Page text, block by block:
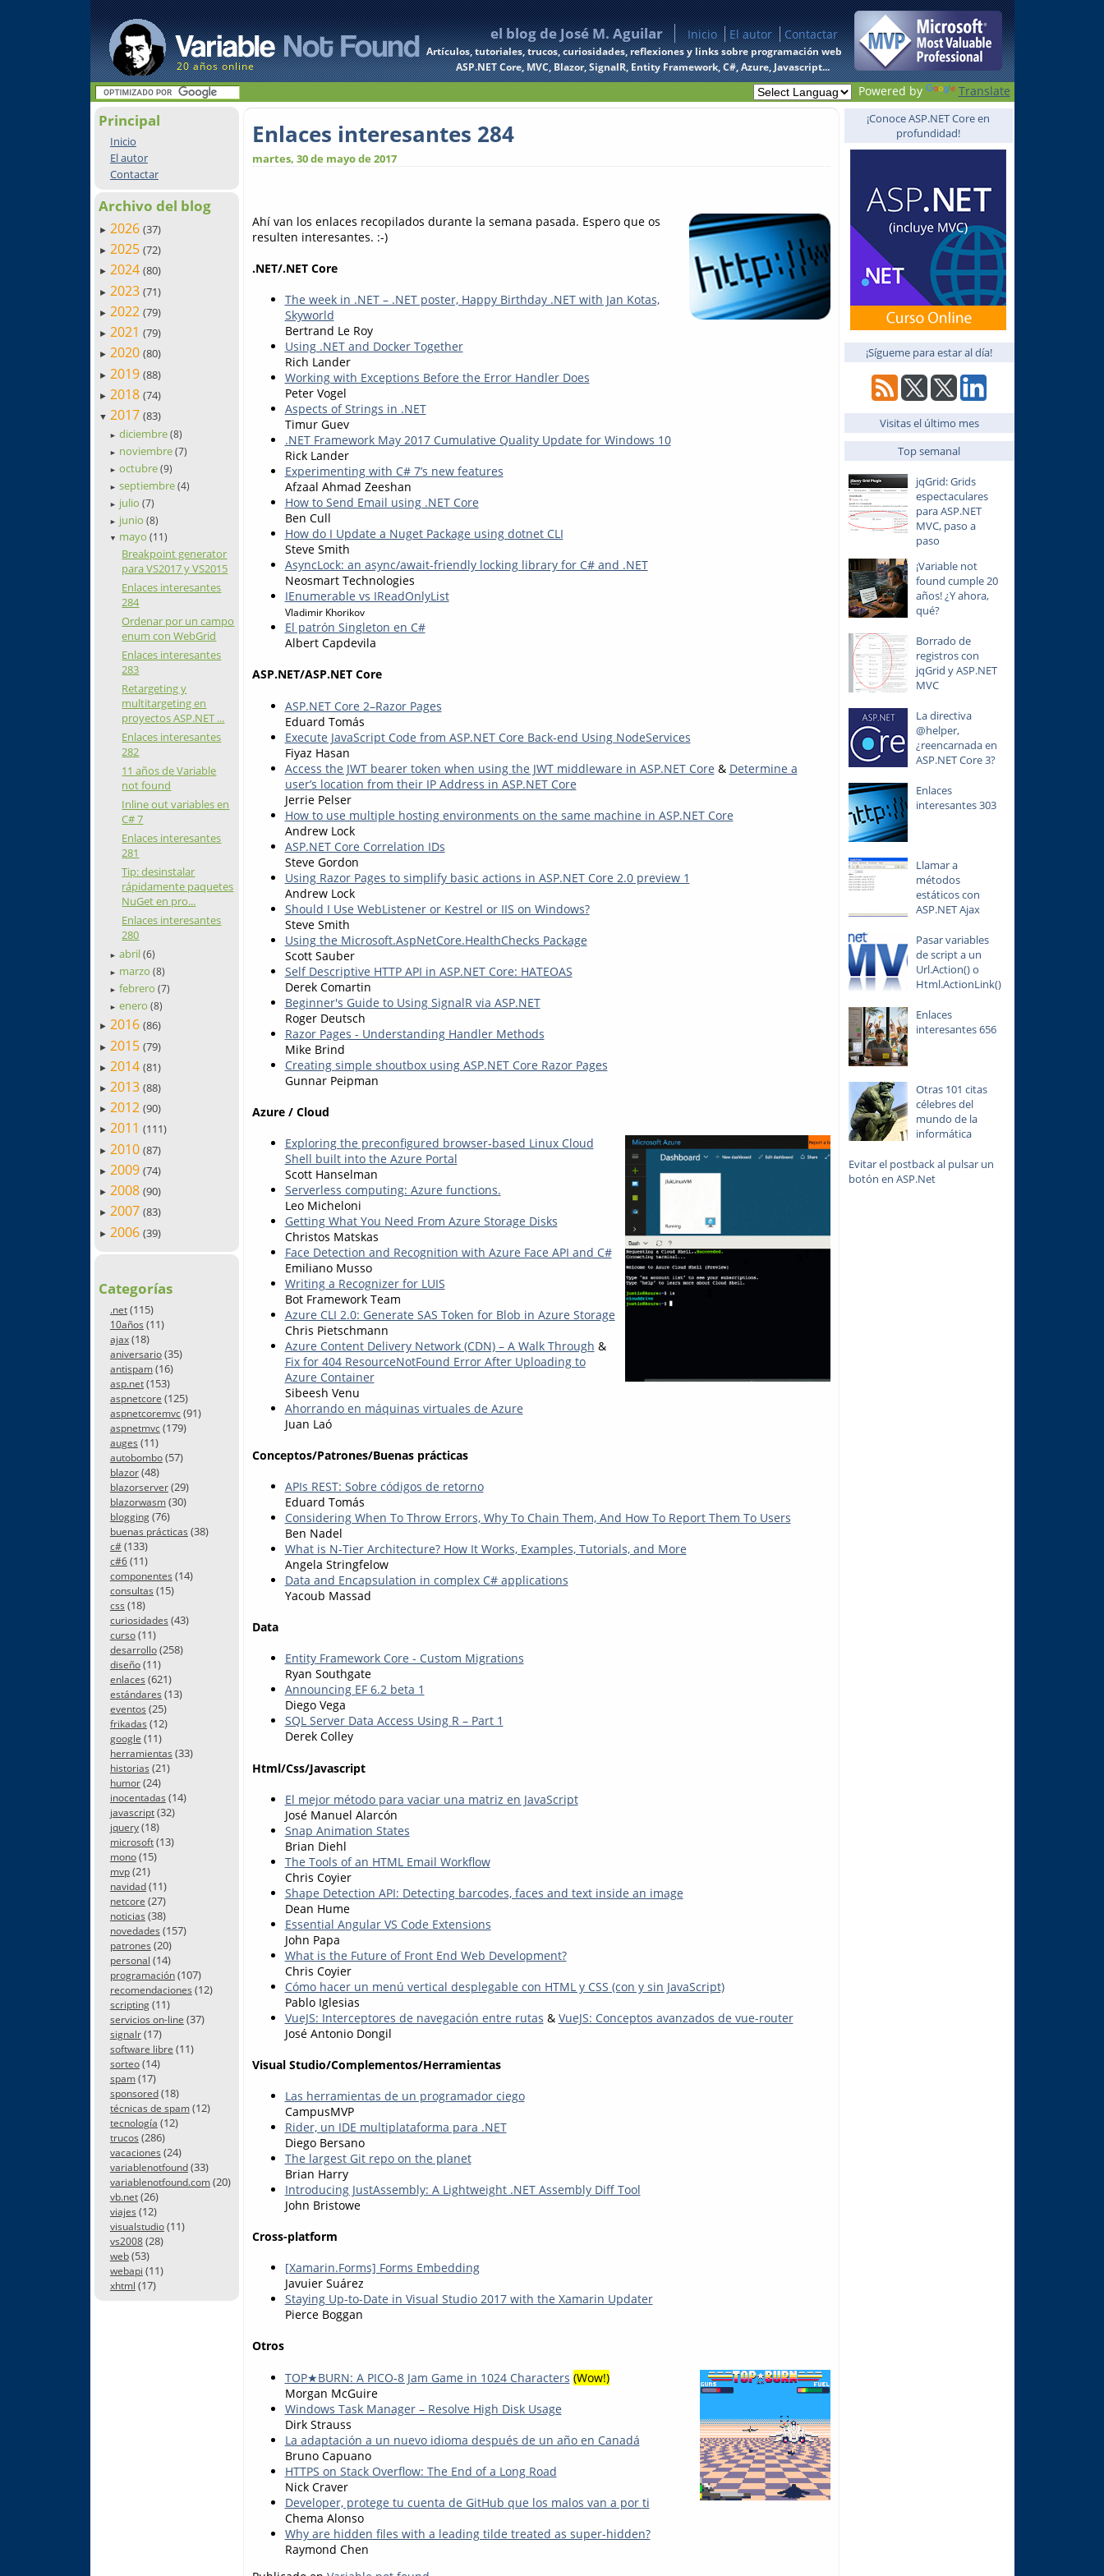
20 años online
el blog de José M. Aguilar Inicio El autor Contactar
Artículos, tutoriales, trucos, curiosidades, reflexiones y links sobre programación web
ASP.NET Core, MVC, Blazor, SignalR, Entity Framework, C#, Azure, Javascript...
Powered by Translate
Principal
Inicio
El autor
Contactar
Archivo del blog
► 2026 (37)
► 2025 (72)
► 2024 (80)
► 2023 (71)
► 2022 (79)
► 2021 (79)
► 2020 (80)
► 2019 (88)
► 2018 (74)
▼ 2017 (83)
► diciembre(8)
► noviembre(7)
► octubre(9)
► septiembre(4)
► julio(7)
► junio(8)
▼ mayo(11)
Breakpoint generator
para VS2017 y VS2015
Enlaces interesantes
284
Ordenar por un campo
enum con WebGrid
Enlaces interesantes
283
Retargeting y
multitargeting en
proyectos ASP.NET ...
Enlaces interesantes
282
11 años de Variable
not found
Inline out variables en
C# 7
Enlaces interesantes
281
Tip: desinstalar
rápidamente paquetes
NuGet en pro...
Enlaces interesantes
280
► abril(6)
► marzo(8)
► febrero(7)
► enero(8)
► 2016 (86)
► 2015 (79)
► 2014 (81)
► 2013 (88)
► 2012 (90)
► 2011 (111)
► 2010 (87)
► 2009 (74)
► 2008 (90)
► 2007 (83)
► 2006 (39)
Categorías
.net(115)
10años (11)
ajax(18)
aniversario(35)
antispam(16)
asp.net(153)
aspnetcore (125)
aspnetcoremvc(91)
aspnetmvc(179)
auges (11)
autobombo(57)
blazor(48)
blazorserver(29)
blazorwasm(30)
blogging(76)
buenas prácticas (38)
c#(133)
c#6(11)
componentes (14)
consultas (15)
css (18)
curiosidades (43)
curso(11)
desarrollo(258)
diseño(11)
enlaces (621)
estándares (13)
eventos (25)
frikadas (12)
google (11)
herramientas (33)
historias (21)
humor(24)
inocentadas (14)
javascript(32)
jquery(18)
microsoft(13)
mono(15)
mvp(21)
navidad(11)
netcore (27)
noticias (38)
novedades (157)
patrones (20)
personal (14)
programación(107)
recomendaciones (12)
scripting(11)
servicios on-line (37)
signalr(17)
software libre (11)
sorteo(14)
spam(17)
sponsored(18)
técnicas de spam(12)
tecnología (12)
trucos (286)
vacaciones (24)
variablenotfound(33)
variablenotfound.com(20)
vb.net(26)
viajes (12)
visualstudio(11)
vs2008(28)
web(53)
webapi (11)
xhtml (17)
Enlaces interesantes 284
martes, 30 de mayo de 2017
Ahí van los enlaces recopilados durante la semana pasada. Espero que os
resulten interesantes. :-)
.NET/.NET Core
The week in .NET – .NET poster, Happy Birthday .NET with Jan Kotas,
Skyworld
Bertrand Le Roy
Using .NET and Docker Together
Rich Lander
Working with Exceptions Before the Error Handler Does
Peter Vogel
Aspects of Strings in .NET
Timur Guev
.NET Framework May 2017 Cumulative Quality Update for Windows 10
Rick Lander
Experimenting with C# 7’s new features
Afzaal Ahmad Zeeshan
How to Send Email using .NET Core
Ben Cull
How do I Update a Nuget Package using dotnet CLI
Steve Smith
AsyncLock: an async/await-friendly locking library for C# and .NET
Neosmart Technologies
IEnumerable vs IReadOnlyList
Vladimir Khorikov
El patrón Singleton en C#
Albert Capdevila
ASP.NET/ASP.NET Core
ASP.NET Core 2–Razor Pages
Eduard Tomás
Execute JavaScript Code from ASP.NET Core Back-end Using NodeServices
Fiyaz Hasan
Access the JWT bearer token when using the JWT middleware in ASP.NET Core & Determine a
user’s location from their IP Address in ASP.NET Core
Jerrie Pelser
How to use multiple hosting environments on the same machine in ASP.NET Core
Andrew Lock
ASP.NET Core Correlation IDs
Steve Gordon
Using Razor Pages to simplify basic actions in ASP.NET Core 2.0 preview 1
Andrew Lock
Should I Use WebListener or Kestrel or IIS on Windows?
Steve Smith
Using the Microsoft.AspNetCore.HealthChecks Package
Scott Sauber
Self Descriptive HTTP API in ASP.NET Core: HATEOAS
Derek Comartin
Beginner's Guide to Using SignalR via ASP.NET
Roger Deutsch
Razor Pages - Understanding Handler Methods
Mike Brind
Creating simple shoutbox using ASP.NET Core Razor Pages
Gunnar Peipman
Azure / Cloud
Exploring the preconfigured browser-based Linux Cloud
Shell built into the Azure Portal
Scott Hanselman
Serverless computing: Azure functions.
Leo Micheloni
Getting What You Need From Azure Storage Disks
Christos Matskas
Face Detection and Recognition with Azure Face API and C#
Emiliano Musso
Writing a Recognizer for LUIS
Bot Framework Team
Azure CLI 2.0: Generate SAS Token for Blob in Azure Storage
Chris Pietschmann
Azure Content Delivery Network (CDN) – A Walk Through &
Fix for 404 ResourceNotFound Error After Uploading to
Azure Container
Sibeesh Venu
Ahorrando en máquinas virtuales de Azure
Juan Laó
Conceptos/Patrones/Buenas prácticas
APIs REST: Sobre códigos de retorno
Eduard Tomás
Considering When To Throw Errors, Why To Chain Them, And How To Report Them To Users
Ben Nadel
What is N-Tier Architecture? How It Works, Examples, Tutorials, and More
Angela Stringfelow
Data and Encapsulation in complex C# applications
Yacoub Massad
Data
Entity Framework Core - Custom Migrations
Ryan Southgate
Announcing EF 6.2 beta 1
Diego Vega
SQL Server Data Access Using R – Part 1
Derek Colley
Html/Css/Javascript
El mejor método para vaciar una matriz en JavaScript
José Manuel Alarcón
Snap Animation States
Brian Diehl
The Tools of an HTML Email Workflow
Chris Coyier
Shape Detection API: Detecting barcodes, faces and text inside an image
Dean Hume
Essential Angular VS Code Extensions
John Papa
What is the Future of Front End Web Development?
Chris Coyier
Cómo hacer un menú vertical desplegable con HTML y CSS (con y sin JavaScript)
Pablo Iglesias
VueJS: Interceptores de navegación entre rutas & VueJS: Conceptos avanzados de vue-router
José Antonio Dongil
Visual Studio/Complementos/Herramientas
Las herramientas de un programador ciego
CampusMVP
Rider, un IDE multiplataforma para .NET
Diego Bersano
The largest Git repo on the planet
Brian Harry
Introducing JustAssembly: A Lightweight .NET Assembly Diff Tool
John Bristowe
Cross-platform
[Xamarin.Forms] Forms Embedding
Javuier Suárez
Staying Up-to-Date in Visual Studio 2017 with the Xamarin Updater
Pierce Boggan
Otros
TOP★BURN: A PICO-8 Jam Game in 1024 Characters (Wow!)
Morgan McGuire
Windows Task Manager – Resolve High Disk Usage
Dirk Strauss
La adaptación a un nuevo idioma después de un año en Canadá
Bruno Capuano
HTTPS on Stack Overflow: The End of a Long Road
Nick Craver
Developer, protege tu cuenta de GitHub que los malos van a por ti
Chema Alonso
Why are hidden files with a leading tilde treated as super-hidden?
Raymond Chen
¡Conoce ASP.NET Core en
profundidad!
¡Sígueme para estar al día!
Visitas el último mes
Top semanal
jqGrid: Grids
espectaculares
para ASP.NET
MVC, paso a
paso
¡Variable not
found cumple 20
años! ¿Y ahora,
qué?
Borrado de
registros con
jqGrid y ASP.NET
MVC
La directiva
@helper,
¿reencarnada en
ASP.NET Core 3?
Enlaces
interesantes 303
Llamar a
métodos
estáticos con
ASP.NET Ajax
Pasar variables
de script a un
Url.Action() o
Html.ActionLink()
Enlaces
interesantes 656
Otras 101 citas
célebres del
mundo de la
informática
Evitar el postback al pulsar un
botón en ASP.Net